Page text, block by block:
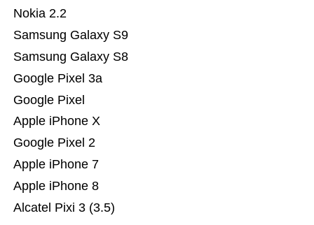
Alcatel Pixi 3 (3.5)
Apple iPhone 8
Apple iPhone 7
Google Pixel 2
Apple iPhone X
Google Pixel
Google Pixel 3a
Samsung Galaxy S8
Samsung Galaxy S9
Nokia 2.2